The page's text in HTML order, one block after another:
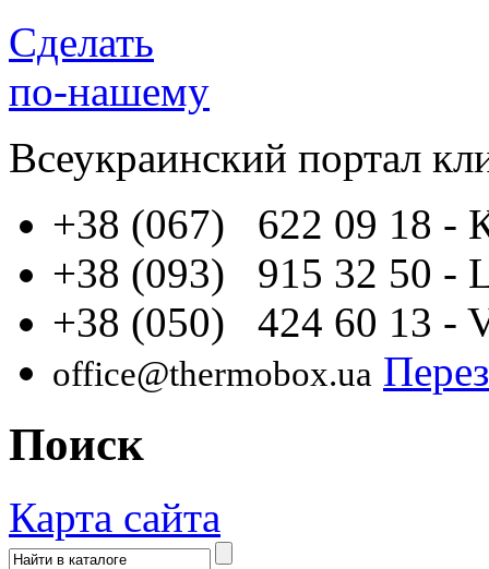
Сделать
по-нашему
Всеукраинский портал
+38 (067) 622 09 18 -
+38 (093) 915 32 50 -
+38 (050) 424 60 13 -
office@thermobox.ua
Поиск
Карта сайта